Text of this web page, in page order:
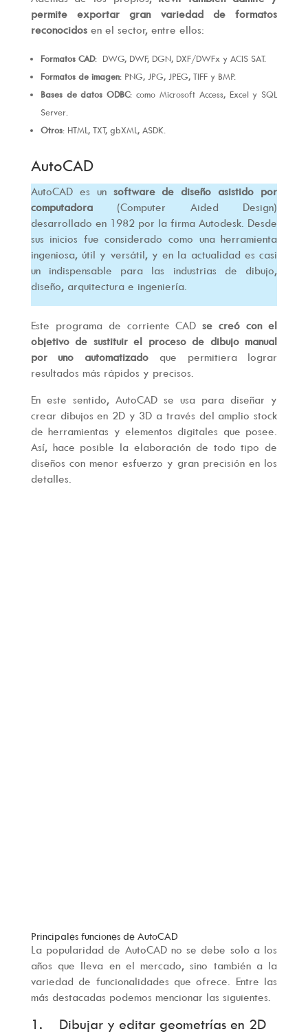
permite exportar gran variedad de formatos
reconocidos en el sector, entre ellos:
Formatos CAD: DWG, DWF, DGN, DXF/DWFx y ACIS SAT.
Formatos de imagen: PNG, JPG, JPEG, TIFF y BMP.
Bases de datos ODBC: como Microsoft Access, Excel y SQL
Server.
Otros: HTML, TXT, gbXML, ASDK.
AutoCAD
AutoCAD es un software de diseño asistido por
computadora(Computer Aided Design)
desarrollado en 1982 por la firma Autodesk. Desde
sus inicios fue considerado como una herramienta
ingeniosa, útil y versátil, y en la actualidad es casi
un indispensable para las industrias de dibujo,
diseño, arquitectura e ingeniería.
Este programa de corriente CADse creó con el
objetivo de sustituir el proceso de dibujo manual
por uno automatizado que permitiera lograr
resultados más rápidos y precisos.
En este sentido, AutoCAD se usa para diseñar y
crear dibujos en 2D y 3D a través del amplio stock
de herramientas y elementos digitales que posee.
Así, hace posible la elaboración de todo tipo de
diseños con menor esfuerzo y gran precisión en los
detalles.
Principales funciones de AutoCAD
La popularidad de AutoCAD no se debe solo a los
años que lleva en el mercado, sino también a la
variedad de funcionalidades que ofrece. Entre las
más destacadas podemos mencionar las siguientes.
1. Dibujar y editar geometrías en 2D